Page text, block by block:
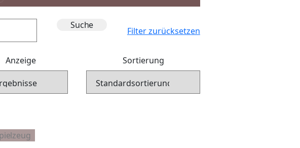
Filter zurücksetzen
Anzeige Sortierung